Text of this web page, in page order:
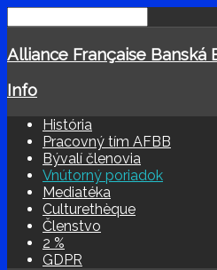
Alliance Française Banská
Info
História
Pracovný tím AFBB
Bývalí členovia
Vnútorný poriadok
Mediatéka
Culturethèque
Členstvo
2 %
GDPR